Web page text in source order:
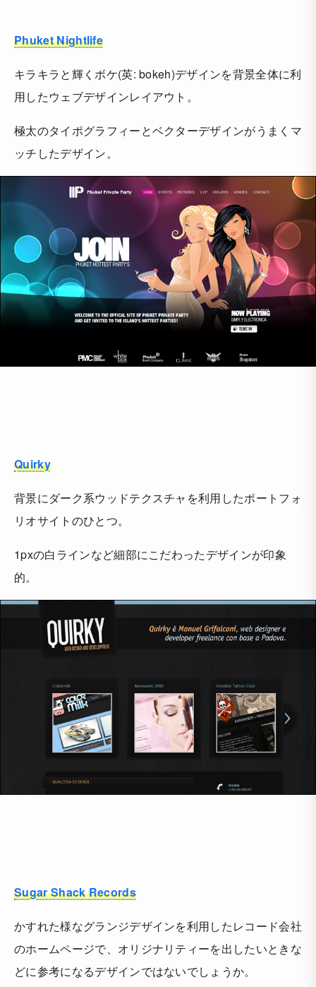
Phuket Nightlife
キラキラと輝くボケ(英: bokeh)デザインを背景全体に利
用したウェブデザインレイアウト。
極太のタイポグラフィーとベクターデザインがうまくマ
ッチしたデザイン。
Quirky
背景にダーク系ウッドテクスチャを利用したポートフォ
リオサイトのひとつ。
1pxの白ラインなど細部にこだわったデザインが印象
的。
Sugar Shack Records
かすれた様なグランジデザインを利用したレコード会社
のホームページで、オリジナリティーを出したいときな
どに参考になるデザインではないでしょうか。